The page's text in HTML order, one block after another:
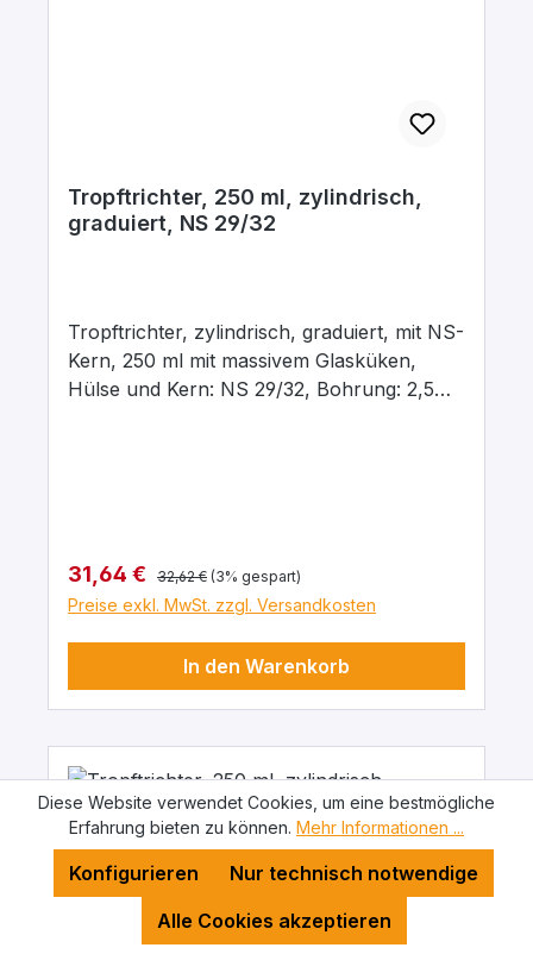
Tropftrichter, 250 ml, zylindrisch,
graduiert, NS 29/32
Tropftrichter, zylindrisch, graduiert, mit NS-
Kern, 250 ml mit massivem Glasküken,
Hülse und Kern: NS 29/32, Bohrung: 2,5
Verkaufspreis:
31,64 € Regulärer Preis:
32,62 € (3% gespart)
Preise exkl. MwSt. zzgl. Versandkosten
In den Warenkorb
Diese Website verwendet Cookies, um eine bestmögliche
Erfahrung bieten zu können. Mehr Informationen ...
Nur technisch notwendige
Konfigurieren
Alle Cookies akzeptieren